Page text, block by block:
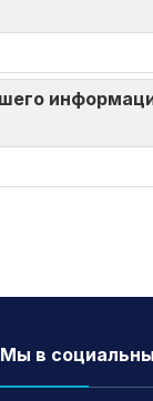
Мы в